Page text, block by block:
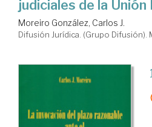
judiciales de la Unión
Moreiro González, Carlos J.
Difusión Jurídica. (Grupo Difusión).